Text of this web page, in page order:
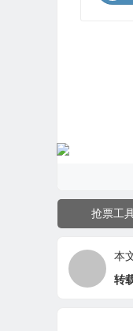
抢票工
本
转